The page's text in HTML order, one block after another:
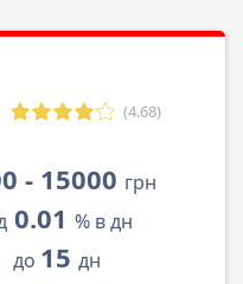
(4.68)
- 15000 грн
0.01 % в дн
до 15 дн